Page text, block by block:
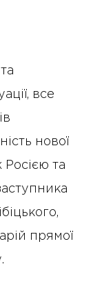
все
нової
Росією та
прямої